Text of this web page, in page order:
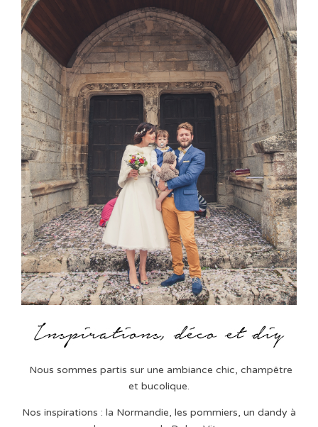
Nous sommes partis sur une ambiance chic, champêtre
et bucolique.
Nos inspirations : la Normandie, les pommiers, un dandy à